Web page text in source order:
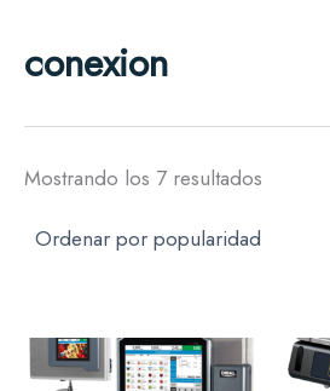
contenido
conexion
Mostrando los 7 resultados